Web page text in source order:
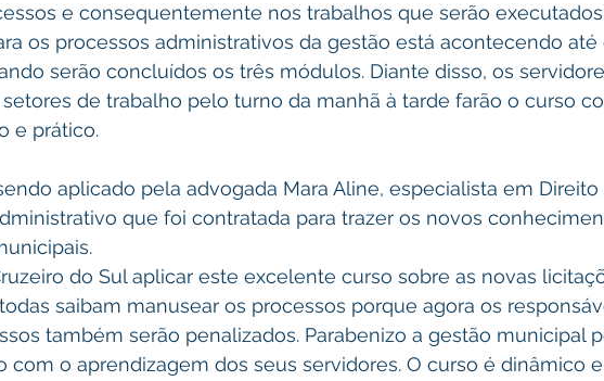
e consequentemente nos trabalhos que serão
os processos administrativos da gestão está acontecendo até
serão concluídos os três módulos. Diante disso, os
de trabalho pelo turno da manhã à tarde farão o curso
e prático.
que foi contratada para trazer os novos
do Sul aplicar este excelente curso sobre as novas
saibam manusear os processos porque agora os
também serão penalizados. Parabenizo a gestão municipal
com o aprendizagem dos seus servidores. O curso é dinâmico